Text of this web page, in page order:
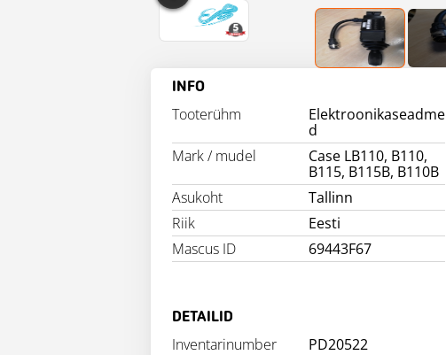
INFO
Tooterühm
Elektroonikaseadme
d
Mark / mudel
Case LB110, B110,
B115, B115B, B110B
Asukoht
Tallinn
Riik
Eesti
Mascus ID
69443F67
DETAILID
Inventarinumber PD20522